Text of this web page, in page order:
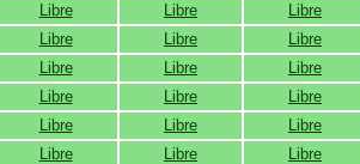
Libre Libre Libre
Libre Libre Libre
Libre Libre Libre
Libre Libre Libre
Libre Libre Libre
Libre Libre Libre